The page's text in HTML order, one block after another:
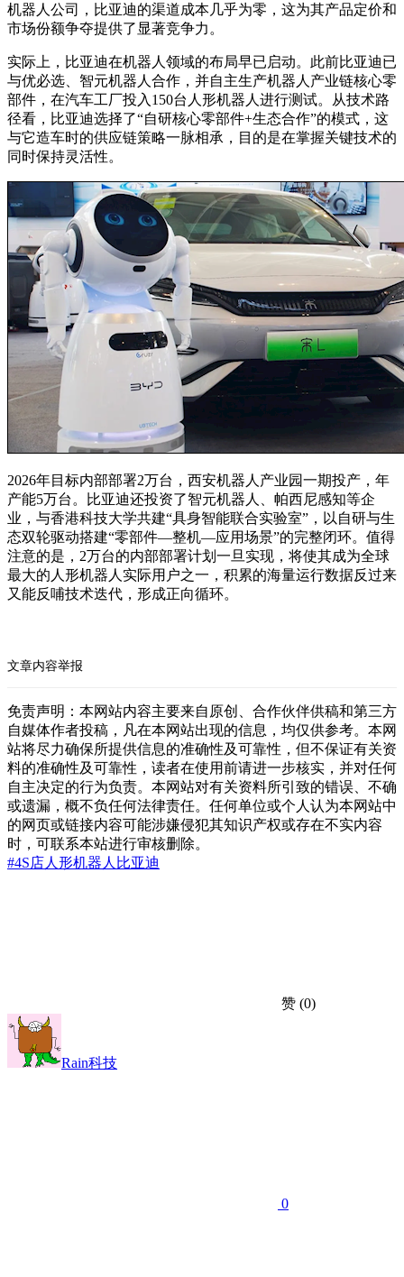
机器人公司，比亚迪的渠道成本几乎为零，这为其产品定价和
市场份额争夺提供了显著竞争力。
实际上，比亚迪在机器人领域的布局早已启动。此前比亚迪已
与优必选、智元机器人合作，并自主生产机器人产业链核心零
部件，在汽车工厂投入150台人形机器人进行测试。从技术路
径看，比亚迪选择了“自研核心零部件+生态合作”的模式，这
与它造车时的供应链策略一脉相承，目的是在掌握关键技术的
同时保持灵活性。
2026年目标内部部署2万台，西安机器人产业园一期投产，年
产能5万台。比亚迪还投资了智元机器人、帕西尼感知等企
业，与香港科技大学共建“具身智能联合实验室”，以自研与生
态双轮驱动搭建“零部件—整机—应用场景”的完整闭环。值得
注意的是，2万台的内部部署计划一旦实现，将使其成为全球
最大的人形机器人实际用户之一，积累的海量运行数据反过来
又能反哺技术迭代，形成正向循环。
文章内容举报
免责声明：本网站内容主要来自原创、合作伙伴供稿和第三方
自媒体作者投稿，凡在本网站出现的信息，均仅供参考。本网
站将尽力确保所提供信息的准确性及可靠性，但不保证有关资
料的准确性及可靠性，读者在使用前请进一步核实，并对任何
自主决定的行为负责。本网站对有关资料所引致的错误、不确
或遗漏，概不负任何法律责任。任何单位或个人认为本网站中
的网页或链接内容可能涉嫌侵犯其知识产权或存在不实内容
时，可联系本站进行审核删除。
#4S店人形机器人 比亚迪
赞 (0)
Rain科技
0